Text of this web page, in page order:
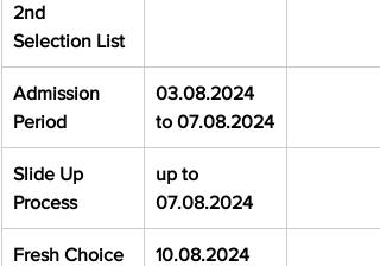
2nd
Selection List
Admission
Period
03.08.2024
to 07.08.2024
Slide Up
Process
up to
07.08.2024
Fresh Choice
10.08.2024